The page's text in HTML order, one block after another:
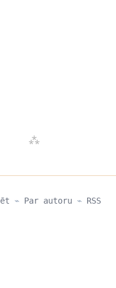
⌁ Par autoru ⌁ RSS